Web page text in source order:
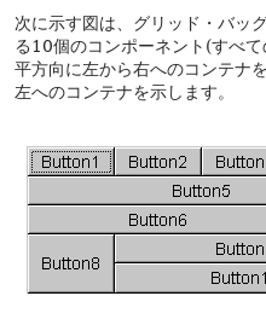
次に示す図は、グリッド・バッ
る10個のコンポーネント(すべて
平方向に左から右へのコンテナ
左へのコンテナを示します。